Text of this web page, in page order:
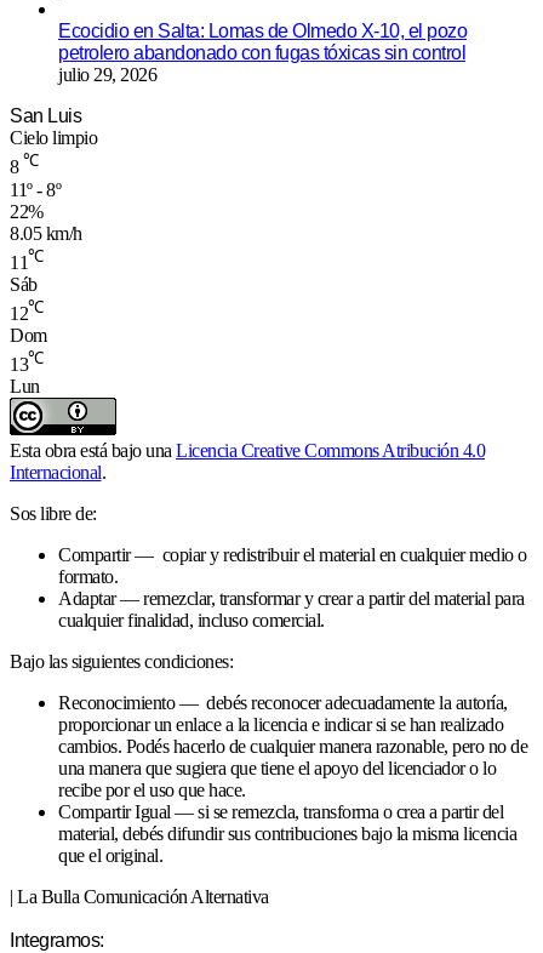
Ecocidio en Salta: Lomas de Olmedo X-10, el pozo
petrolero abandonado con fugas tóxicas sin control
julio 29, 2026
San Luis
Cielo limpio
8 ℃
11º - 8º
22%
8.05 km/h
11℃
Sáb
12℃
Dom
13℃
Lun
Esta obra está bajo unaLicencia Creative Commons Atribución 4.0
Internacional.
Sos libre de:
Compartir — copiar y redistribuir el material en cualquier medio o
formato.
Adaptar — remezclar, transformar y crear a partir del material para
cualquier finalidad, incluso comercial.
Bajo las siguientes condiciones:
Reconocimiento — debés reconocer adecuadamente la autoría,
proporcionar un enlace a la licencia e indicar si se han realizado
cambios. Podés hacerlo de cualquier manera razonable, pero no de
una manera que sugiera que tiene el apoyo del licenciador o lo
recibe por el uso que hace.
Compartir Igual — si se remezcla, transforma o crea a partir del
material, debés difundir sus contribuciones bajo la misma licencia
que el original.
| La Bulla Comunicación Alternativa
Integramos: